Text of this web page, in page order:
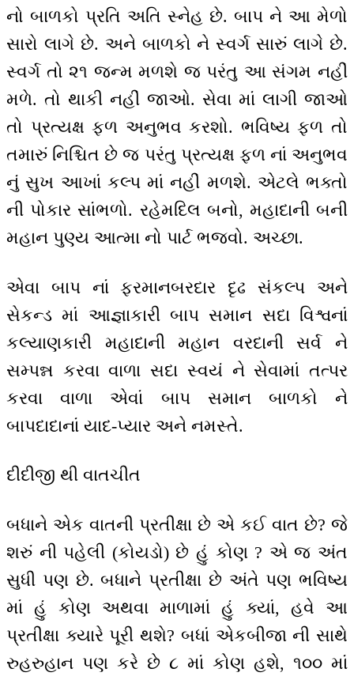
નો બાળકો પ્રતિ અતિ સ્નેહ છે. બાપ ને આ મેળો
સારો લાગે છે. અને બાળકો ને સ્વર્ગ સારું લાગે છે.
સ્વર્ગ તો ૨૧ જન્મ મળશે જ પરંતુ આ સંગમ નહીં
મળે. તો થાકી નહીં જાઓ. સેવા માં લાગી જાઓ
તો પ્રત્યક્ષ ફળ અનુભવ કરશો. ભવિષ્ય ફળ તો
તમારું નિશ્ચિત છે જ પરંતુ પ્રત્યક્ષ ફળ નાં અનુભવ
નું સુખ આખાં કલ્પ માં નહીં મળશે. એટલે ભક્તો
ની પોકાર સાંભળો. રહેમદિલ બનો, મહાદાની બની
મહાન પુણ્ય આત્મા નો પાર્ટ ભજવો. અચ્છા.
‌એવા બાપ નાં ફરમાનબરદાર દૃઢ સંકલ્પ અને
સેકન્ડ માં આજ્ઞાકારી બાપ સમાન સદા વિશ્વનાં
કલ્યાણકારી મહાદાની મહાન વરદાની સર્વ ને
સમ્પન્ન કરવા વાળા સદા સ્વયં ને સેવામાં તત્પર
કરવા વાળા એવાં બાપ સમાન બાળકો ને
બાપદાદાનાં યાદ-પ્યાર અને નમસ્તે.
દીદીજી થી વાતચીત
બધાને એક વાતની પ્રતીક્ષા છે એ કઈ વાત છે? જે
શરું ની પહેલી (કોયડો) છે હું કોણ ? એ જ અંત
સુધી પણ છે. બધાને પ્રતીક્ષા છે અંતે પણ ભવિષ્ય
માં હું કોણ અથવા માળામાં હું ક્યાં, હવે આ
પ્રતીક્ષા ક્યારે પૂરી થશે? બધાં એકબીજા ની સાથે
રુહરુહાન પણ કરે છે ૮ માં કોણ હશે, ૧૦૦ માં